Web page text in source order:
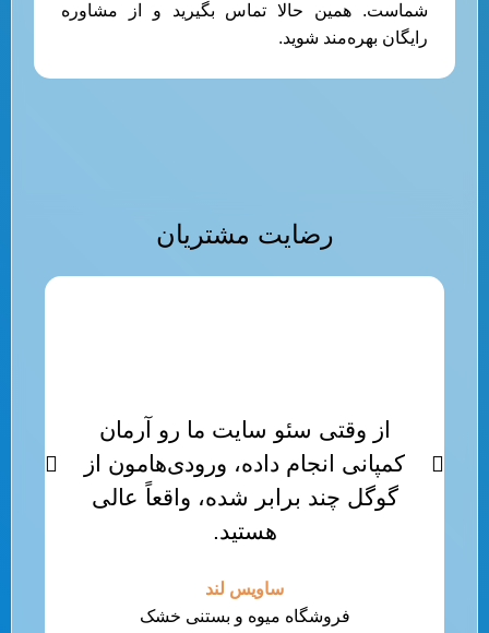
شماست. همین حالا تماس بگیرید و از مشاوره
رایگان بهره‌مند شوید.
رضایت مشتریان
از وقتی سئو سایت ما رو آرمان
کمپانی انجام داده، ورودی‌هامون از
گوگل چند برابر شده، واقعاً عالی
هستید.
ساویس لند
فروشگاه میوه و بستنی خشک